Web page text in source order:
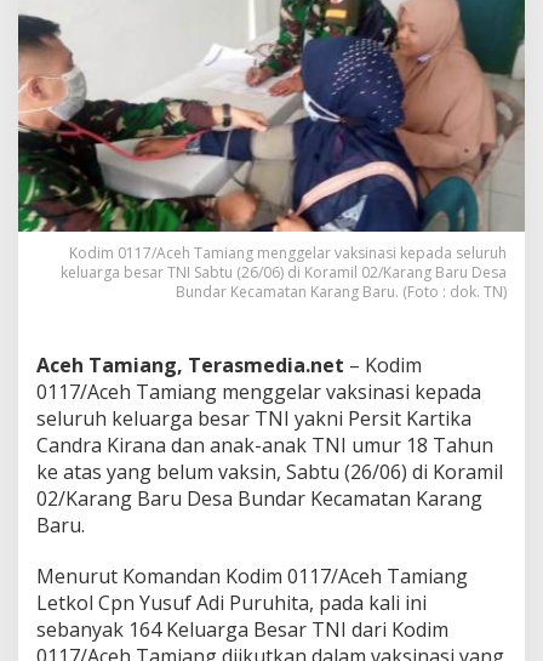
i
a
n
G
e
l
a
r
V
s
i
n
a
s
i
u
k
K
e
l
Kodim 0117/Aceh Tamiang menggelar vaksinasi kepada seluruh
keluarga besar TNI Sabtu (26/06) di Koramil 02/Karang Baru Desa
Bundar Kecamatan Karang Baru. (Foto : dok. TN)
Aceh Tamiang, Terasmedia.net – Kodim
0117/Aceh Tamiang menggelar vaksinasi kepada
seluruh keluarga besar TNI yakni Persit Kartika
Candra Kirana dan anak-anak TNI umur 18 Tahun
ke atas yang belum vaksin, Sabtu (26/06) di Koramil
02/Karang Baru Desa Bundar Kecamatan Karang
Baru.
Menurut Komandan Kodim 0117/Aceh Tamiang
Letkol Cpn Yusuf Adi Puruhita, pada kali ini
sebanyak 164 Keluarga Besar TNI dari Kodim
0117/Aceh Tamiang diikutkan dalam vaksinasi yang